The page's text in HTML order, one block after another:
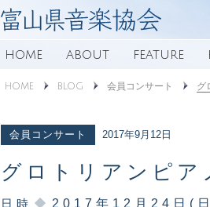
HOME ABOUT FEATURE
HOME BLOG 会員コンサート グ
グロトリアンピア
会員コンサート 2017年9月12日
日時
2017年12月24日(